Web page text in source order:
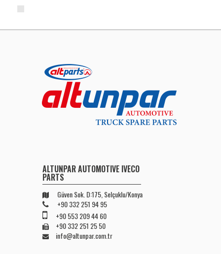
ALTUNPAR AUTOMOTIVE IVECO
PARTS
Güven Sok. D:175, Selçuklu/Konya
+90 332 251 94 95
+90 553 209 44 60
+90 332 251 25 50
info@altunpar.com.tr